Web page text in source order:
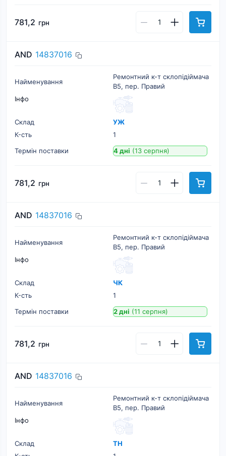
781,2 грн
AND 14837016
Найменування
Ремонтний к-т склопідіймача
B5, пер. Правий
Інфо
Склад
УЖ
К-cть
1
Термін поставки
4 дні (13 серпня)
781,2 грн
AND 14837016
Найменування
Ремонтний к-т склопідіймача
B5, пер. Правий
Інфо
Склад
ЧК
К-cть
1
Термін поставки
2 дні (11 серпня)
781,2 грн
AND 14837016
Найменування
Ремонтний к-т склопідіймача
B5, пер. Правий
Інфо
Склад
ТН